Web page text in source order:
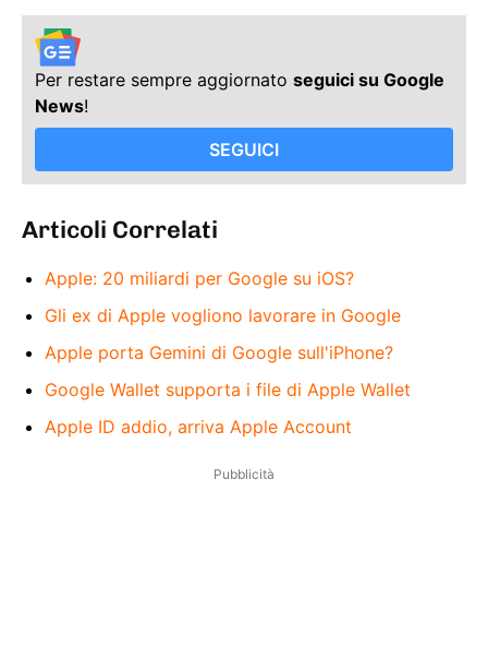
Per restare sempre aggiornato seguici su Google
News!
SEGUICI
Articoli Correlati
Apple: 20 miliardi per Google su iOS?
Gli ex di Apple vogliono lavorare in Google
Apple porta Gemini di Google sull'iPhone?
Google Wallet supporta i file di Apple Wallet
Apple ID addio, arriva Apple Account
Pubblicità